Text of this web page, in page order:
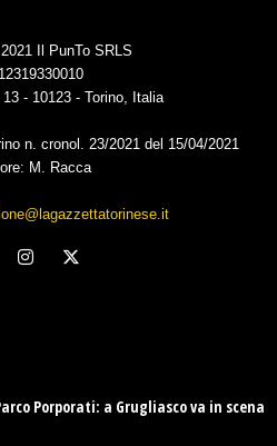
Il PunTo SRLS
- 10123 - Torino, Italia
n. cronol. 23/2021 del 15/04/2021
M. Racca
Porporati: a Grugliasco va in scena